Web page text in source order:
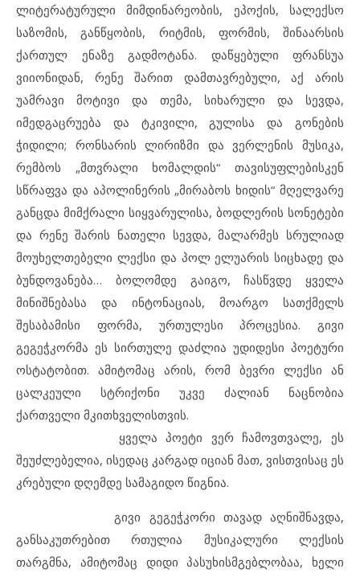
ლიტერატურული მიმდინარეობის, ეპოქის, სალექსო
საზომის, განწყობის, რიტმის, ფორმის, შინაარსის
ქართულ ენაზე გადმოტანა. დაწყებული ფრანსუა
ვიიონიდან, რენე შარით დამთავრებული, აქ არის
უამრავი მოტივი და თემა, სიხარული და სევდა,
იმედგაცრუება და ტკივილი, გულისა და გონების
ჭიდილი; რონსარის ლირიზმი და ვერლენის მუსიკა,
რემბოს „მთვრალი ხომალდის“ თავისუფლებისკენ
სწრაფვა და აპოლინერის „მირაბოს ხიდის“ მღელვარე
განცდა მიმქრალი სიყვარულისა, ბოდლერის სონეტები
და რენე შარის ნათელი სევდა, მალარმეს სრულიად
მოუხელთებელი ლექსი და პოლ ელუარის სიცხადე და
ბუნდოვანება… ბოლომდე გაიგო, ჩასწვდე ყველა
მინიშნებასა და ინტონაციას, მოარგო სათქმელს
შესაბამისი ფორმა, ურთულესი პროცესია. გივი
გეგეჭკორმა ეს სირთულე დაძლია უდიდესი პოეტური
ოსტატობით. ამიტომაც არის, რომ ბევრი ლექსი ან
ცალკეული სტრიქონი უკვე ძალიან ნაცნობია
ქართველი მკითხველისთვის.
ყველა პოეტი ვერ ჩამოვთვალე, ეს
შეუძლებელია, ისედაც კარგად იციან მათ, ვისთვისაც ეს
კრებული დღემდე სამაგიდო წიგნია.
გივი გეგეჭკორი თავად აღნიშნავდა,
განსაკუთრებით რთულია მუსიკალური ლექსის
თარგმნა, ამიტომაც დიდი პასუხისმგებლობაა, ხელი